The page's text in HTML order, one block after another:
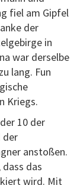
fiel am Gipfel
der
in
war derselbe
lang. Fun
Kriegs.
10 der
der
anstoßen.
das
wird. Mit